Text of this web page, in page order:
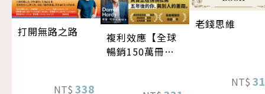
打開無路之路
NT$ 338
複利效應【全球
暢銷150萬冊・
老錢思維
NT$